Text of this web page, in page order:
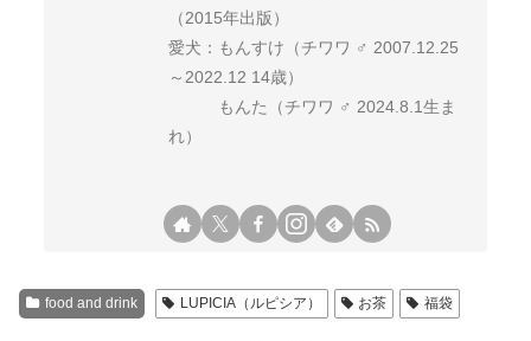
（2015年出版）
愛犬：もんすけ（チワワ ♂ 2007.12.25
～2022.12 14歳）
もんた（チワワ ♂ 2024.8.1生ま
れ）
food and drink LUPICIA（ルピシア） お茶 福袋